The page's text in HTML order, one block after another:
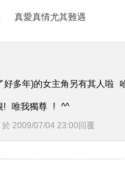
真愛真情尤其難遇
好多年)的女主角另有其人啦
! 唯我獨尊 ! ^^
於 2009/07/04 23:00 回覆